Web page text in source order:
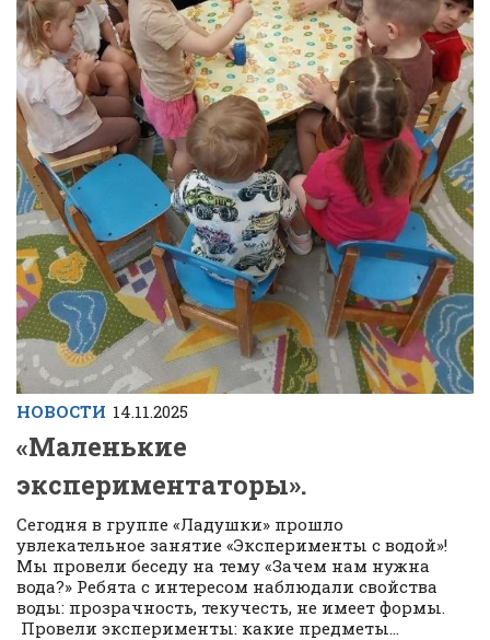
НОВОСТИ 14.11.2025
«Маленькие
экспериментаторы».
Сегодня в группе «Ладушки» прошло
увлекательное занятие «Эксперименты с водой»!
Мы провели беседу на тему «Зачем нам нужна
вода?» Ребята с интересом наблюдали свойства
воды: прозрачность, текучесть, не имеет формы.
Провели эксперименты: какие предметы...